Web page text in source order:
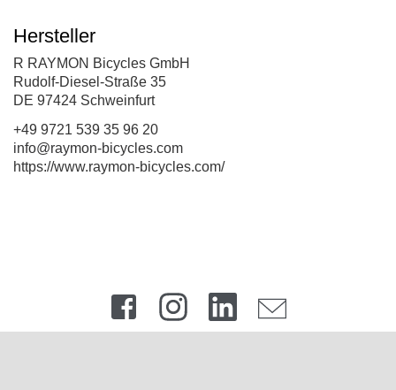
Hersteller
R RAYMON Bicycles GmbH
Rudolf-Diesel-Straße 35
DE 97424 Schweinfurt
+49 9721 539 35 96 20
info@raymon-bicycles.com
https://www.raymon-bicycles.com/